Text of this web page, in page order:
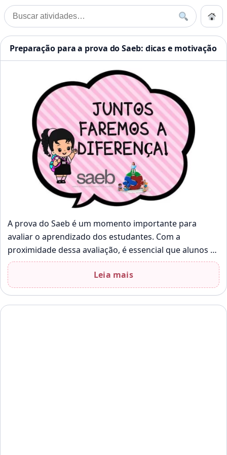
Pular para o conteúdo
Buscar por:
Buscar
Início
Início»Prova
Atividades Educação
Preparação para a prova do Saeb: dicas e motivação
A prova do Saeb é um momento importante para
avaliar o aprendizado dos estudantes. Com a
proximidade dessa avaliação, é essencial que alunos e
educadores se preparem adequadamente.…
Leia mais